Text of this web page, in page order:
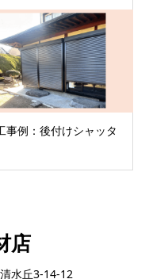
事例：後付けシャッタ
店
水丘3-14-12